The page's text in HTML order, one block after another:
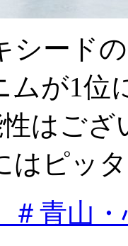
シード
ムが1
はご
はピッ
青山・